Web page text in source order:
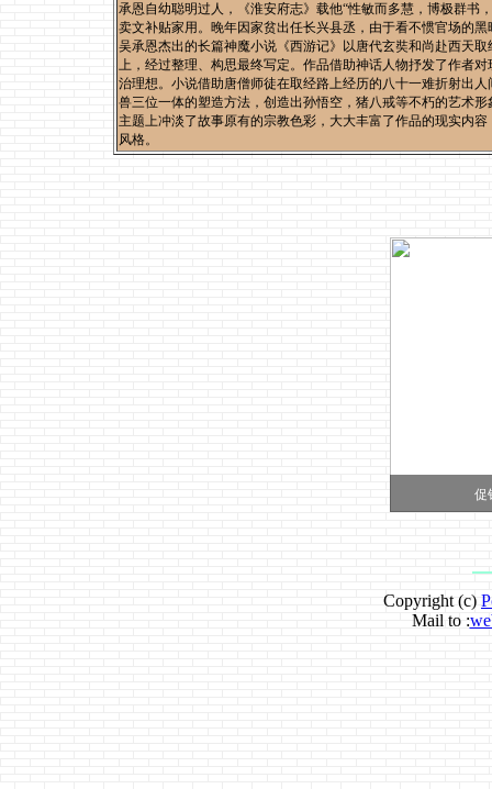
承恩自幼聪明过人，《淮安府志》载他“性敏而多慧，博极群书
卖文补贴家用。晚年因家贫出任长兴县丞，由于看不惯官场的
吴承恩杰出的长篇神魔小说《西游记》以唐代玄奘和尚赴西天
上，经过整理、构思最终写定。作品借助神话人物抒发了作者
治理想。小说借助唐僧师徒在取经路上经历的八十一难折射出
兽三位一体的塑造方法，创造出孙悟空，猪八戒等不朽的艺术
主题上冲淡了故事原有的宗教色彩，大大丰富了作品的现实内
风格。
Copyright (c)
Mail to :